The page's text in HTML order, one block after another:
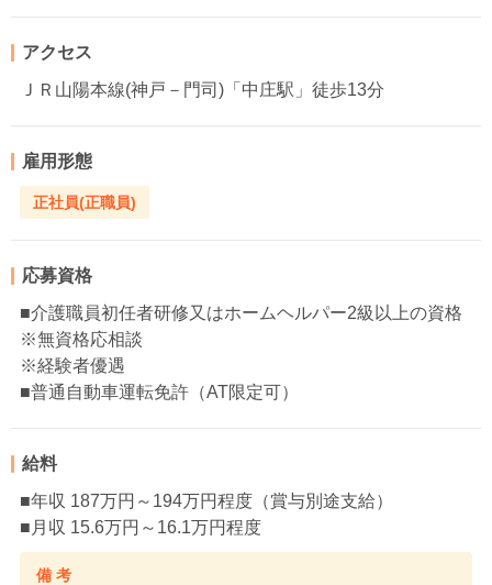
アクセス
ＪＲ山陽本線(神戸－門司)「中庄駅」徒歩13分
雇用形態
正社員(正職員)
応募資格
■介護職員初任者研修又はホームヘルパー2級以上の資格
※無資格応相談
※経験者優遇
■普通自動車運転免許（AT限定可）
給料
■年収 187万円～194万円程度（賞与別途支給）
■月収 15.6万円～16.1万円程度
備 考